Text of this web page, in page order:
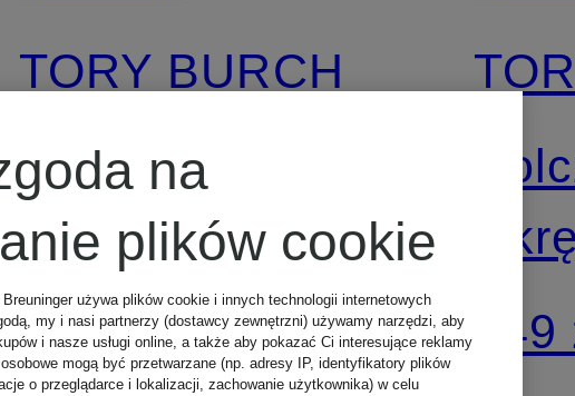
TORY BURCH
Kolczyki
wkrętki ICON
549 zł
549
na
plików cookie
używa plików cookie i innych technologii internetowych
my i nasi partnerzy (dostawcy zewnętrzni) używamy narzędzi, aby
i nasze usługi online, a także aby pokazać Ci interesujące reklamy
mogą być przetwarzane (np. adresy IP, identyfikatory plików
o przeglądarce i lokalizacji, zachowanie użytkownika) w celu